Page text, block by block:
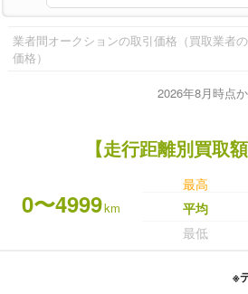
業者間オークションの取引価格（買取業者
価格）
2026年8月時点
【走行距離別買取
0〜4999km
最高
平均
最低
※